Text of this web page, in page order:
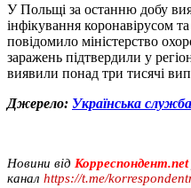
У Польщі за останню добу
інфікування коронавірусом
повідомило міністерство
заражень підтвердили у
виявили понад три тисячі
Джерело: Українська
Новини від Корреспондент.net
канал https://t.me/